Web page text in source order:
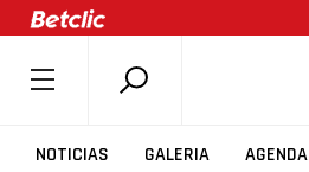
NOTICIAS GALERIA AGENDA
SOBRE A FPB